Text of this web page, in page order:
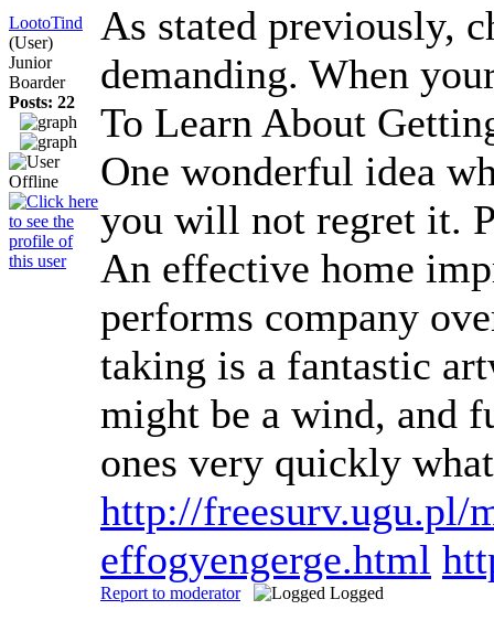
LootoTind
(User)
Junior
Boarder
Posts: 22
As stated previously,
demanding. When
To Learn About
One wonderful idea
you will not regret it.
An effective home
performs company
taking is a fantastic
might be a wind, and
ones very quickly
http://freesurv.ugu.pl/
effogyengerge.html
Report to moderator Logged